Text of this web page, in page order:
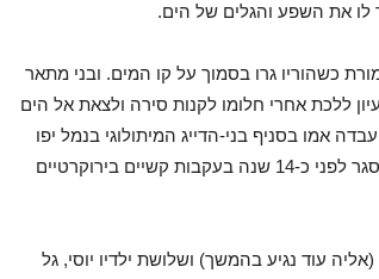
את השפע והגלים של הים.
כשהוריו גרו בסמוך על קו המים. ובני מתאר
ללכת אחרי חלומו לקנות סירה ולצאת אל הים
אמו בסניף בני-הדייג המיתולוגי בנמל יפו
ומתכונים פרי ידה הפכו במהרה ללהיט בקרב הסועדים עד שנסגר לפני כ-14 שנה בעקבות קשיים בירוקרטיים
עוד נגיע בהמשך) ושלושת ילדיו יוסי, גל